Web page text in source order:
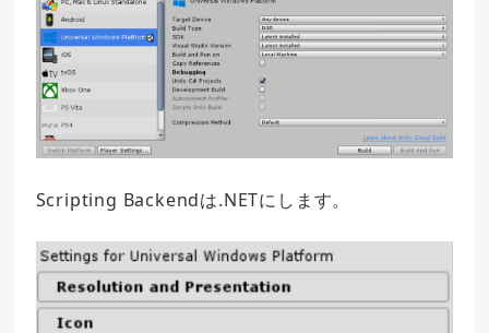
Scripting Backendは.NETにします。